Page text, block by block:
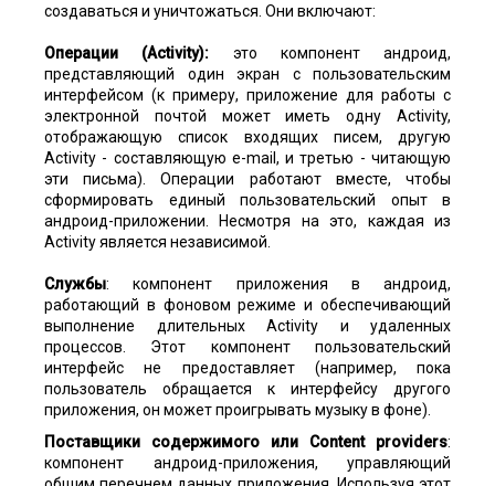
создаваться и уничтожаться. Они включают:
Операции (Activity): это компонент андроид,
представляющий один экран с пользовательским
интерфейсом (к примеру, приложение для работы с
электронной почтой может иметь одну Activity,
отображающую список входящих писем, другую
Activity - составляющую e-mail, и третью - читающую
эти письма). Операции работают вместе, чтобы
сформировать единый пользовательский опыт в
андроид-приложении. Несмотря на это, каждая из
Activity является независимой.
Службы: компонент приложения в андроид,
работающий в фоновом режиме и обеспечивающий
выполнение длительных Activity и удаленных
процессов. Этот компонент пользовательский
интерфейс не предоставляет (например, пока
пользователь обращается к интерфейсу другого
приложения, он может проигрывать музыку в фоне).
Поставщики содержимого или Content providers:
компонент андроид-приложения, управляющий